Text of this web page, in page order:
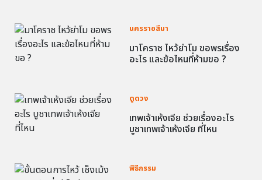
นครราชสีมา
มาโคราช ไหว้ย่าโม ขอพรเรื่อง
อะไร และข้อไหนที่ห้ามขอ ?
ดูดวง
เทพเจ้าเห้งเจีย ช่วยเรื่องอะไร
บูชาเทพเจ้าเห้งเจีย ที่ไหน
พิธีกรรม